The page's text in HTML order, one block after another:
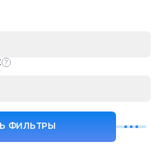
ФИЛЬТРЫ